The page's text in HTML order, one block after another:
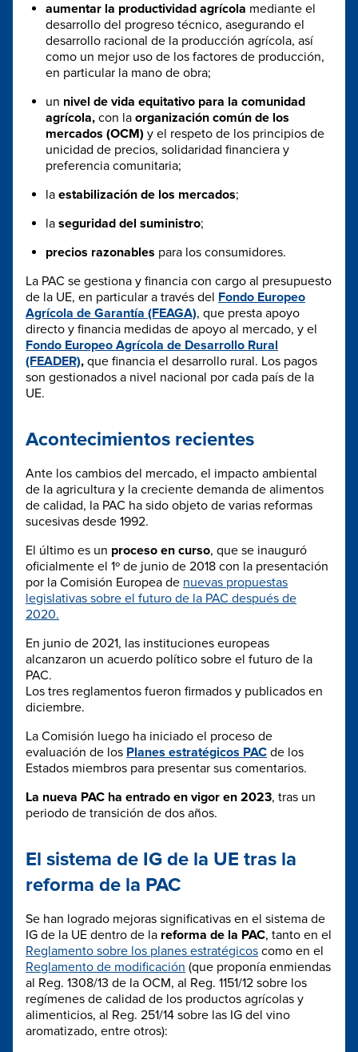
aumentar la productividad agrícola mediante el
desarrollo del progreso técnico, asegurando el
desarrollo racional de la producción agrícola, así
como un mejor uso de los factores de producción,
en particular la mano de obra;
un nivel de vida equitativo para la comunidad
agrícola, con la organización común de los
mercados (OCM) y el respeto de los principios de
unicidad de precios, solidaridad financiera y
preferencia comunitaria;
la estabilización de los mercados;
la seguridad del suministro;
precios razonables para los consumidores.
La PAC se gestiona y financia con cargo al presupuesto
de la UE, en particular a través del Fondo Europeo
Agrícola de Garantía (FEAGA), que presta apoyo
directo y financia medidas de apoyo al mercado, y el
Fondo Europeo Agrícola de Desarrollo Rural
(FEADER), que financia el desarrollo rural. Los pagos
son gestionados a nivel nacional por cada país de la
UE.
Acontecimientos recientes
Ante los cambios del mercado, el impacto ambiental
de la agricultura y la creciente demanda de alimentos
de calidad, la PAC ha sido objeto de varias reformas
sucesivas desde 1992.
El último es un proceso en curso, que se inauguró
oficialmente el 1º de junio de 2018 con la presentación
por la Comisión Europea de nuevas propuestas
legislativas sobre el futuro de la PAC después de
2020.
En junio de 2021, las instituciones europeas
alcanzaron un acuerdo político sobre el futuro de la
PAC.
Los tres reglamentos fueron firmados y publicados en
diciembre.
La Comisión luego ha iniciado el proceso de
evaluación de los Planes estratégicos PAC de los
Estados miembros para presentar sus comentarios.
La nueva PAC ha entrado en vigor en 2023, tras un
periodo de transición de dos años.
El sistema de IG de la UE tras la
reforma de la PAC
Se han logrado mejoras significativas en el sistema de
IG de la UE dentro de la reforma de la PAC, tanto en el
Reglamento sobre los planes estratégicos como en el
Reglamento de modificación (que proponía enmiendas
al Reg. 1308/13 de la OCM, al Reg. 1151/12 sobre los
regímenes de calidad de los productos agrícolas y
alimenticios, al Reg. 251/14 sobre las IG del vino
aromatizado, entre otros):